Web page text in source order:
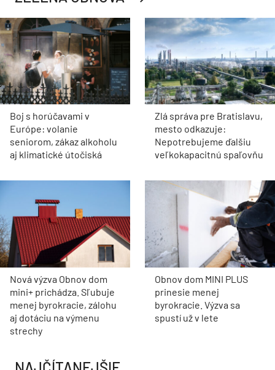
Boj s horúčavami v
Európe: volanie
seniorom, zákaz alkoholu
aj klimatické útočiská
Zlá správa pre Bratislavu,
mesto odkazuje:
Nepotrebujeme ďalšiu
veľkokapacitnú spaľovňu
Nová výzva Obnov dom
mini+ prichádza. Sľubuje
menej byrokracie, zálohu
aj dotáciu na výmenu
strechy
Obnov dom MINI PLUS
prinesie menej
byrokracie. Výzva sa
spustí už v lete